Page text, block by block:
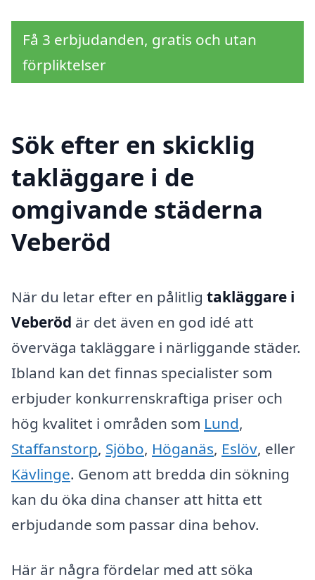
Få 3 erbjudanden, gratis och utan
förpliktelser
Sök efter en skicklig
takläggare i de
omgivande städerna
Veberöd
När du letar efter en pålitlig takläggare i
Veberöd är det även en god idé att
överväga takläggare i närliggande städer.
Ibland kan det finnas specialister som
erbjuder konkurrenskraftiga priser och
hög kvalitet i områden som Lund,
Staffanstorp, Sjöbo, Höganäs, Eslöv, eller
Kävlinge. Genom att bredda din sökning
kan du öka dina chanser att hitta ett
erbjudande som passar dina behov.
Här är några fördelar med att söka